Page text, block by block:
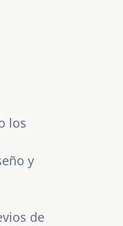
los
y
de